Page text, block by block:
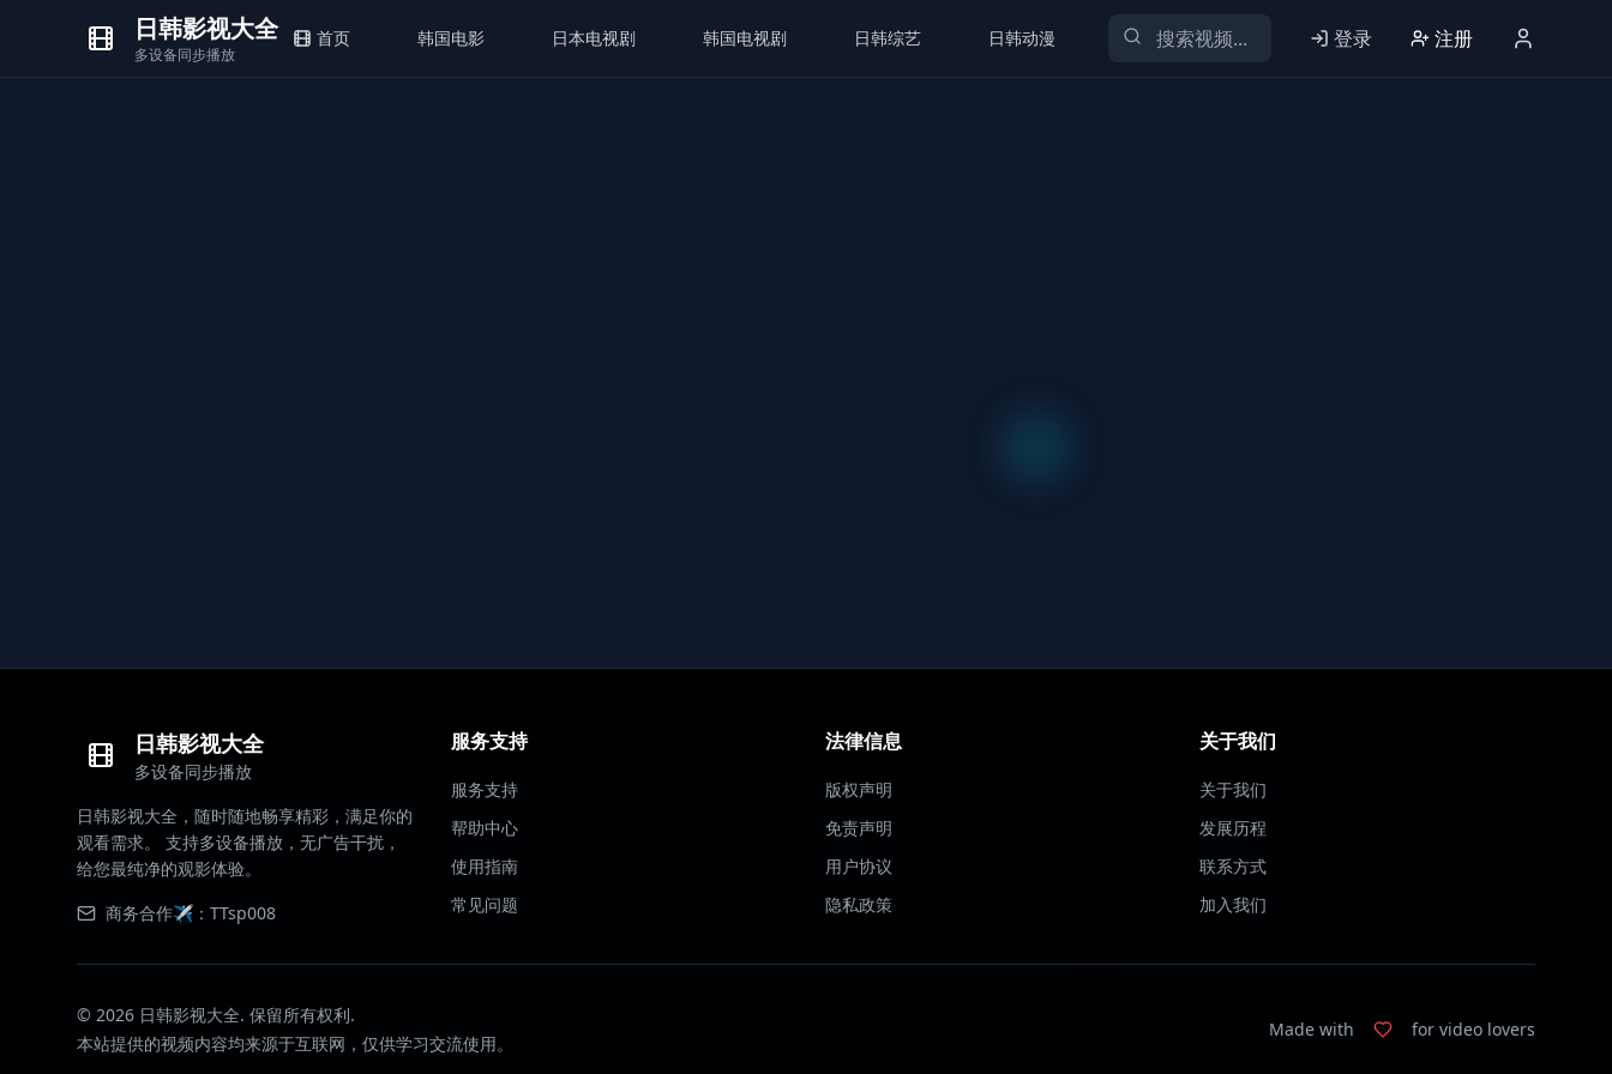
日韩影视大全
多设备同步播放
首页 韩国电影 日本电视剧 韩国电视剧 日韩综艺 日韩动漫 登录 注册
日韩影视大全
多设备同步播放
日韩影视大全，随时随地畅享精彩，满足你的
观看需求。 支持多设备播放，无广告干扰，
给您最纯净的观影体验。
商务合作✈️：TTsp008
服务支持
服务支持
帮助中心
使用指南
常见问题
法律信息
版权声明
免责声明
用户协议
隐私政策
关于我们
关于我们
发展历程
联系方式
加入我们
© 2026 日韩影视大全. 保留所有权利.
本站提供的视频内容均来源于互联网，仅供学习交流使用。
Made with for video lovers